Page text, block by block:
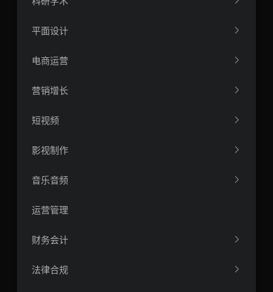
平面设计
电商运营
营销增长
短视频
影视制作
音乐音频
运营管理
财务会计
法律合规